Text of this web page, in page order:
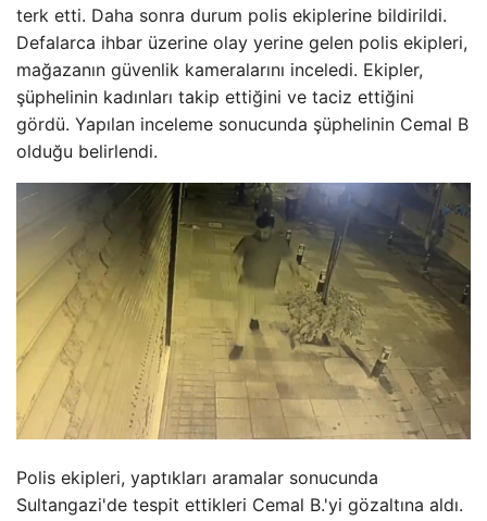
terk etti. Daha sonra durum polis ekiplerine bildirildi.
Defalarca ihbar üzerine olay yerine gelen polis ekipleri,
mağazanın güvenlik kameralarını inceledi. Ekipler,
şüphelinin kadınları takip ettiğini ve taciz ettiğini
gördü. Yapılan inceleme sonucunda şüphelinin Cemal B
olduğu belirlendi.
Polis ekipleri, yaptıkları aramalar sonucunda
Sultangazi'de tespit ettikleri Cemal B.'yi gözaltına aldı.